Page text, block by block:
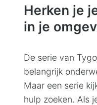
Herken je
in je
De serie van
belangrijk
Maar een serie
hulp zoeken. Als